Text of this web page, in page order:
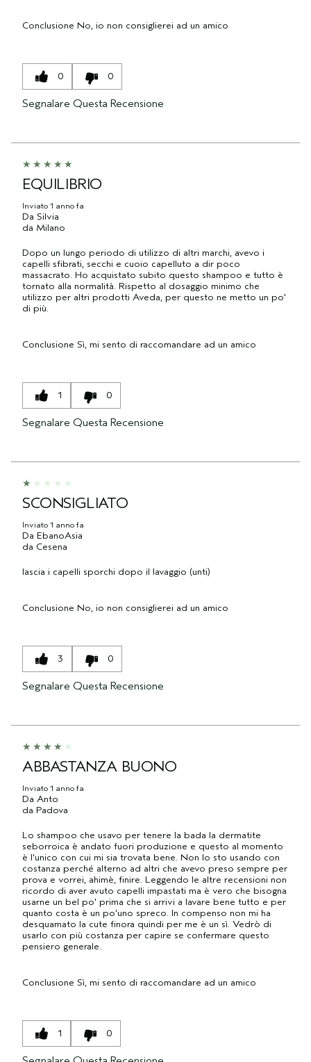
Conclusione No, io non consiglierei ad un amico
0 0
Segnalare Questa Recensione
EQUILIBRIO
Inviato 1 anno fa
Da Silvia
da Milano
Dopo un lungo periodo di utilizzo di altri marchi, avevo i
capelli sfibrati, secchi e cuoio capelluto a dir poco
massacrato. Ho acquistato subito questo shampoo e tutto è
tornato alla normalità. Rispetto al dosaggio minimo che
utilizzo per altri prodotti Aveda, per questo ne metto un po'
di più.
Conclusione Sì, mi sento di raccomandare ad un amico
1 0
Segnalare Questa Recensione
SCONSIGLIATO
Inviato 1 anno fa
Da EbanoAsia
da Cesena
lascia i capelli sporchi dopo il lavaggio (unti)
Conclusione No, io non consiglierei ad un amico
3 0
Segnalare Questa Recensione
ABBASTANZA BUONO
Inviato 1 anno fa
Da Anto
da Padova
Lo shampoo che usavo per tenere la bada la dermatite
seborroica è andato fuori produzione e questo al momento
è l'unico con cui mi sia trovata bene. Non lo sto usando con
costanza perché alterno ad altri che avevo preso sempre per
prova e vorrei, ahimè, finire. Leggendo le altre recensioni non
ricordo di aver avuto capelli impastati ma è vero che bisogna
usarne un bel po' prima che si arrivi a lavare bene tutto e per
quanto costa è un po'uno spreco. In compenso non mi ha
desquamato la cute finora quindi per me è un sì. Vedrò di
usarlo con più costanza per capire se confermare questo
pensiero generale.
Conclusione Sì, mi sento di raccomandare ad un amico
1 0